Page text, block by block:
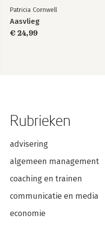
Patricia Cornwell
Aasvlieg
€ 24,99
Rubrieken
advisering
algemeen management
coaching en trainen
communicatie en media
economie